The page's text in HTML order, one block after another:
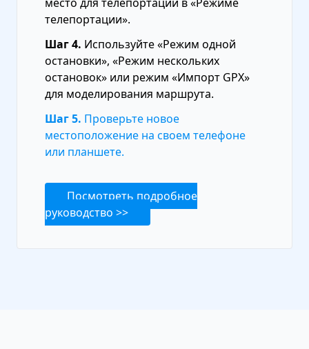
телепортации».
Шаг 4. Используйте «Режим одной
остановки», «Режим нескольких
остановок» или режим «Импорт GPX»
для моделирования маршрута.
Шаг 5. Проверьте новое
местоположение на своем телефоне
или планшете.
Посмотреть подробное
руководство >>